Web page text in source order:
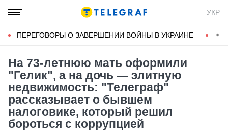
УКР
ПЕРЕГОВОРЫ О ЗАВЕРШЕНИИ ВОЙНЫ В УКРАИНЕ
На 73-летнюю мать оформили
"Гелик", а на дочь — элитную
недвижимость: "Телеграф"
рассказывает о бывшем
налоговике, который решил
бороться с коррупцией